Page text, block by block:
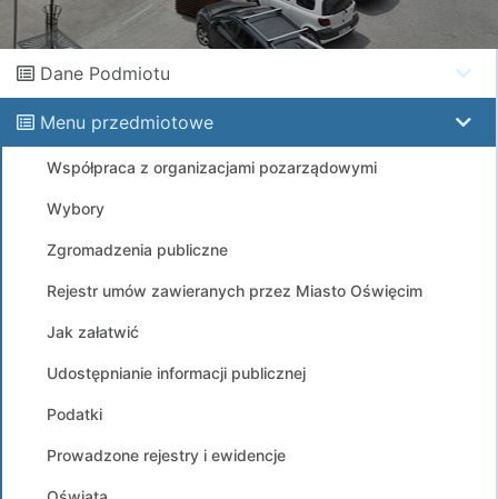
Dane Podmiotu
Menu przedmiotowe
Współpraca z organizacjami pozarządowymi
Wybory
Zgromadzenia publiczne
Rejestr umów zawieranych przez Miasto Oświęcim
Jak załatwić
Udostępnianie informacji publicznej
Podatki
Prowadzone rejestry i ewidencje